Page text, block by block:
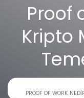
Proof
Kripto
PROOF OF WORK